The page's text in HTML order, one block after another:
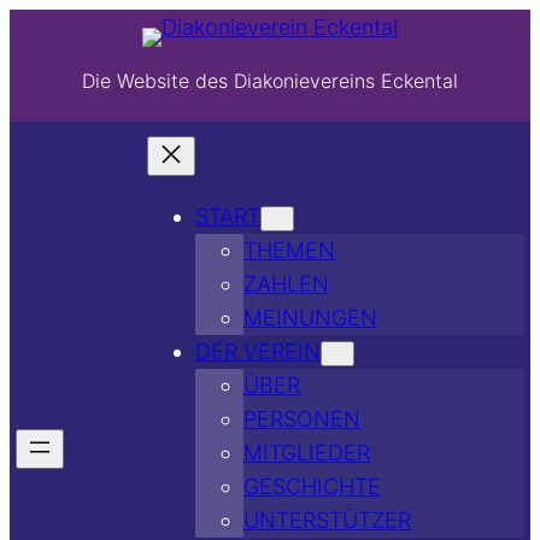
Die Website des Diakonievereins Eckental
START
THEMEN
ZAHLEN
MEINUNGEN
DER VEREIN
ÜBER
PERSONEN
MITGLIEDER
GESCHICHTE
UNTERSTÜTZER